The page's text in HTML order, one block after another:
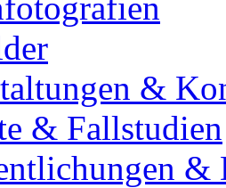
&
& Fallstudien
&